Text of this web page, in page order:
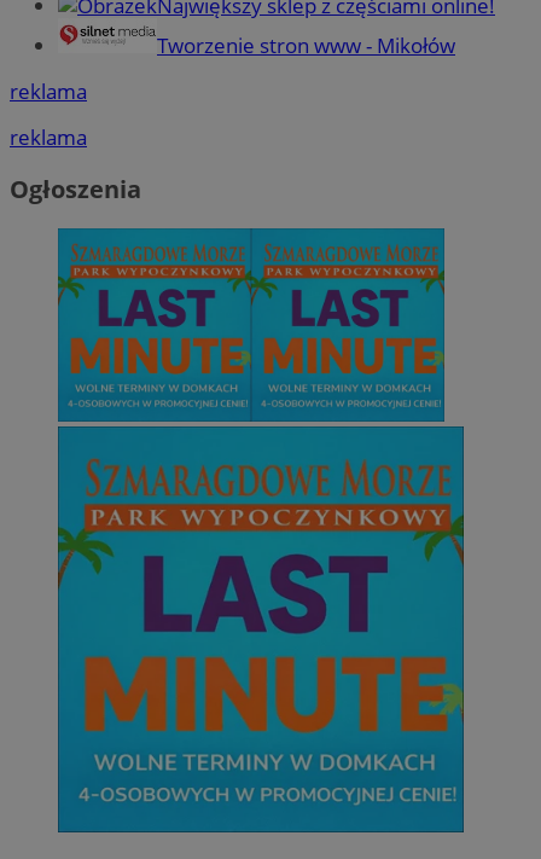
Tworzenie stron www - Mikołów
reklama
reklama
Ogłoszenia